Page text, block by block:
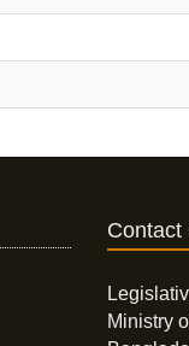
Contact
Ministry